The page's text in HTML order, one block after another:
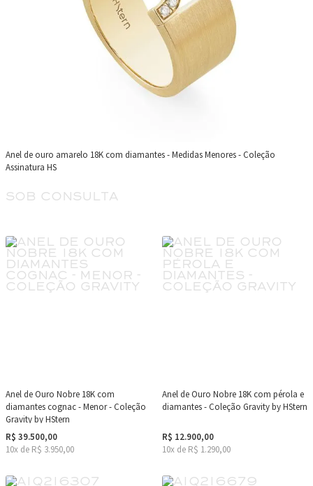
Anel de ouro amarelo 18K com diamantes - Medidas Menores - Coleção
Assinatura HS
sob consulta
Anel de Ouro Nobre 18K com
diamantes cognac - Menor - Coleção
Gravity by HStern
R$ 39.500,00
10x de R$ 3.950,00
Anel de Ouro Nobre 18K com pérola e
diamantes - Coleção Gravity by HStern
R$ 12.900,00
10x de R$ 1.290,00